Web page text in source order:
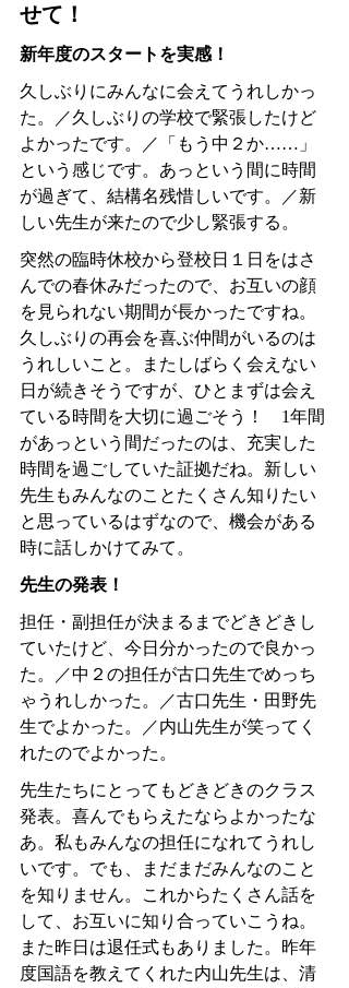
せて！
新年度のスタートを実感！
久しぶりにみんなに会えてうれしかっ
た。／久しぶりの学校で緊張したけど
よかったです。／「もう中２か…… 」
という感じです。あっという間に時間
が過ぎて、結構名残惜しいです。／新
しい先生が来たので少し緊張する。
突然の臨時休校から登校日１日をはさ
んでの春休みだったので、お互いの顔
を見られない期間が長かったですね。
久しぶりの再会を喜ぶ仲間がいるのは
うれしいこと。またしばらく会えない
日が続きそうですが、ひとまずは会え
ている時間を大切に過ごそう！ 1年間
があっという間だったのは、充実した
時間を過ごしていた証拠だね。新しい
先生もみんなのことたくさん知りたい
と思っているはずなので、機会がある
時に話しかけてみて。
先生の発表！
担任・副担任が決まるまでどきどきし
ていたけど、今日分かったので良かっ
た。／中２の担任が古口先生でめっち
ゃうれしかった。／古口先生・田野先
生でよかった。／内山先生が笑ってく
れたのでよかった。
先生たちにとってもどきどきのクラス
発表。喜んでもらえたならよかったな
あ。私もみんなの担任になれてうれし
いです。でも、まだまだみんなのこと
を知りません。これからたくさん話を
して、お互いに知り合っていこうね。
また昨日は退任式もありました。昨年
度国語を教えてくれた内山先生は、清